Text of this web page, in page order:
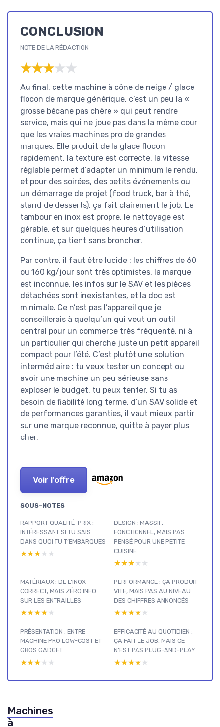
CONCLUSION
NOTE DE LA RÉDACTION
★★★★★
★★★★★
Au final, cette machine à cône de neige / glace
flocon de marque générique, c’est un peu la «
grosse bécane pas chère » qui peut rendre
service, mais qui ne joue pas dans la même cour
que les vraies machines pro de grandes
marques. Elle produit de la glace flocon
rapidement, la texture est correcte, la vitesse
réglable permet d’adapter un minimum le rendu,
et pour des soirées, des petits événements ou
un démarrage de projet (food truck, bar à thé,
stand de desserts), ça fait clairement le job. Le
tambour en inox est propre, le nettoyage est
gérable, et sur quelques heures d’utilisation
continue, ça tient sans broncher.
Par contre, il faut être lucide : les chiffres de 60
ou 160 kg/jour sont très optimistes, la marque
est inconnue, les infos sur le SAV et les pièces
détachées sont inexistantes, et la doc est
minimale. Ce n’est pas l’appareil que je
conseillerais à quelqu’un qui veut un outil
central pour un commerce très fréquenté, ni à
un particulier qui cherche juste un petit appareil
compact pour l’été. C’est plutôt une solution
intermédiaire : tu veux tester un concept ou
avoir une machine un peu sérieuse sans
exploser le budget, tu peux tenter. Si tu as
besoin de fiabilité long terme, d’un SAV solide et
de performances garanties, il vaut mieux partir
sur une marque reconnue, quitte à payer plus
cher.
Voir l'offre
SOUS-NOTES
RAPPORT QUALITÉ-PRIX :
INTÉRESSANT SI TU SAIS
DANS QUOI TU T’EMBARQUES
★★★★★
★★★★★
DESIGN : MASSIF,
FONCTIONNEL, MAIS PAS
PENSÉ POUR UNE PETITE
CUISINE
★★★★★
★★★★★
MATÉRIAUX : DE L’INOX
CORRECT, MAIS ZÉRO INFO
SUR LES ENTRAILLES
★★★★★
★★★★★
PERFORMANCE : ÇA PRODUIT
VITE, MAIS PAS AU NIVEAU
DES CHIFFRES ANNONCÉS
★★★★★
★★★★★
PRÉSENTATION : ENTRE
MACHINE PRO LOW-COST ET
GROS GADGET
★★★★★
★★★★★
EFFICACITÉ AU QUOTIDIEN :
ÇA FAIT LE JOB, MAIS CE
N’EST PAS PLUG-AND-PLAY
★★★★★
★★★★★
Machines
à